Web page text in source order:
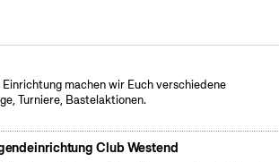
machen wir Euch verschiedene
Turniere, Bastelaktionen.
Club Westend